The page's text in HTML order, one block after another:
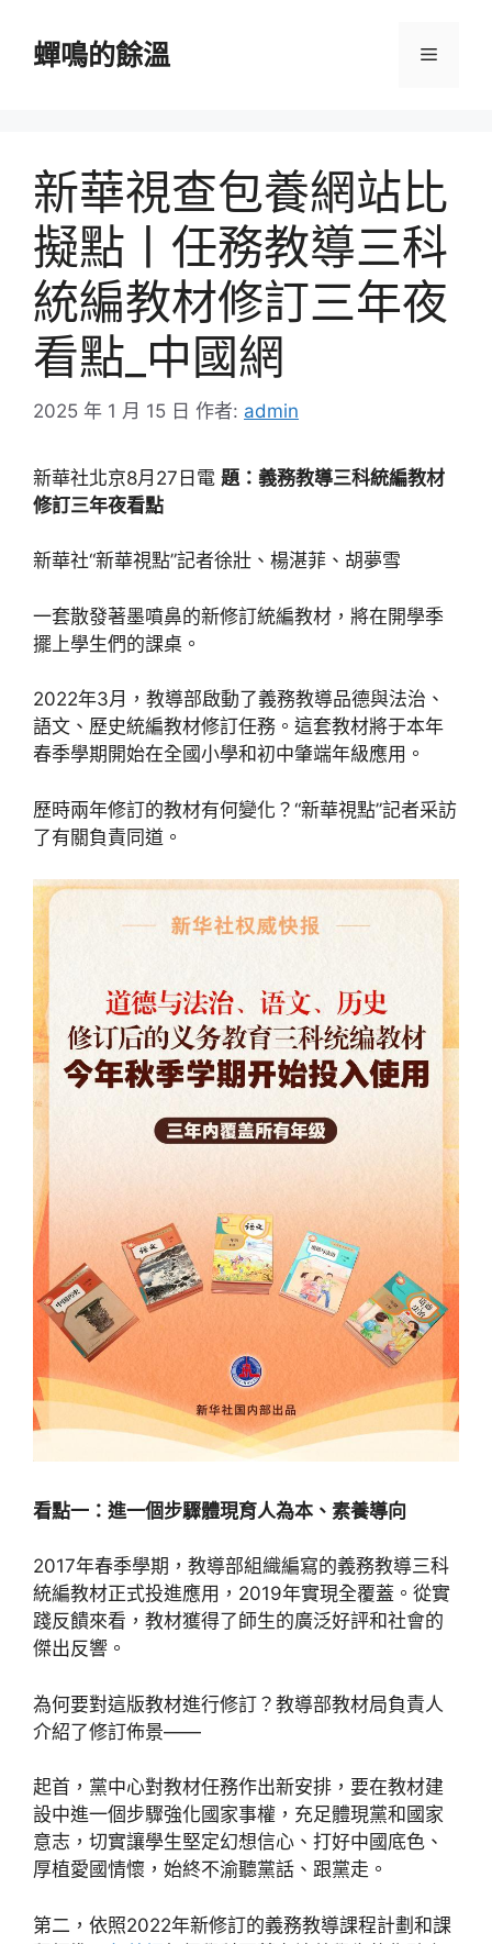
蟬鳴的餘溫 選
新華視查包養網站比
擬點丨任務教導三科
統編教材修訂三年夜
看點_中國網
2025 年 1 月 15 日 作者: admin
新華社北京8月27日電 題：義務教導三科統編教材
修訂三年夜看點
新華社“新華視點”記者徐壯、楊湛菲、胡夢雪
一套散發著墨噴鼻的新修訂統編教材，將在開學季
擺上學生們的課桌。
2022年3月，教導部啟動了義務教導品德與法治、
語文、歷史統編教材修訂任務。這套教材將于本年
春季學期開始在全國小學和初中肇端年級應用。
歷時兩年修訂的教材有何變化？“新華視點”記者采訪
了有關負責同道。
看點一：進一個步驟體現育人為本、素養導向
2017年春季學期，教導部組織編寫的義務教導三科
統編教材正式投進應用，2019年實現全覆蓋。從實
踐反饋來看，教材獲得了師生的廣泛好評和社會的
傑出反響。
為何要對這版教材進行修訂？教導部教材局負責人
介紹了修訂佈景——
起首，黨中心對教材任務作出新安排，要在教材建
設中進一個步驟強化國家事權，充足體現黨和國家
意志，切實讓學生堅定幻想信心、打好中國底色、
厚植愛國情懷，始終不渝聽黨話、跟黨走。
第二，依照2022年新修訂的義務教導課程計劃和課